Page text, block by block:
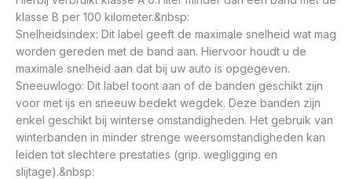
klasse B per 100 kilometer.&nbsp:
Snelheidsindex: Dit label geeft de maximale snelheid wat mag
worden gereden met de band aan. Hiervoor houdt u de
maximale snelheid aan dat bij uw auto is opgegeven.
Sneeuwlogo: Dit label toont aan of de banden geschikt zijn
voor met ijs en sneeuw bedekt wegdek. Deze banden zijn
enkel geschikt bij winterse omstandigheden. Het gebruik van
winterbanden in minder strenge weersomstandigheden kan
leiden tot slechtere prestaties (grip. wegligging en
slijtage).&nbsp: